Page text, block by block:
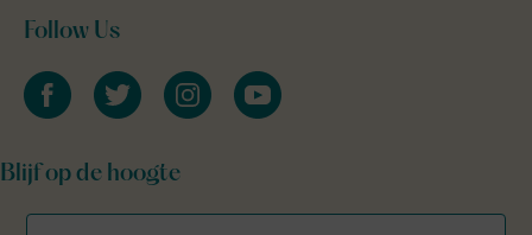
Follow Us
facebooktwitter instagramyoutube
Blijf op de hoogte